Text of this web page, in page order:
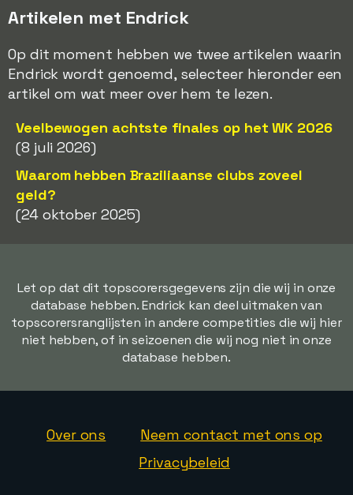
Artikelen met Endrick
Op dit moment hebben we twee artikelen waarin
Endrick wordt genoemd, selecteer hieronder een
artikel om wat meer over hem te lezen.
Veelbewogen achtste finales op het WK 2026
(8 juli 2026)
Waarom hebben Braziliaanse clubs zoveel
geld?
(24 oktober 2025)
Let op dat dit topscorersgegevens zijn die wij in onze
database hebben. Endrick kan deel uitmaken van
topscorersranglijsten in andere competities die wij hier
niet hebben, of in seizoenen die wij nog niet in onze
database hebben.
Over ons
Neem contact met ons op
Privacybeleid